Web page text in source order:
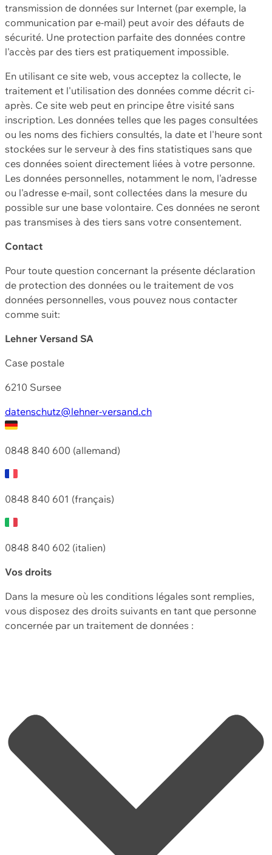
transmission de données sur Internet (par exemple, la
communication par e-mail) peut avoir des défauts de
sécurité. Une protection parfaite des données contre
l'accès par des tiers est pratiquement impossible.
En utilisant ce site web, vous acceptez la collecte, le
traitement et l'utilisation des données comme décrit ci-
après. Ce site web peut en principe être visité sans
inscription. Les données telles que les pages consultées
ou les noms des fichiers consultés, la date et l'heure sont
stockées sur le serveur à des fins statistiques sans que
ces données soient directement liées à votre personne.
Les données personnelles, notamment le nom, l'adresse
ou l'adresse e-mail, sont collectées dans la mesure du
possible sur une base volontaire. Ces données ne seront
pas transmises à des tiers sans votre consentement.
Contact
Pour toute question concernant la présente déclaration
de protection des données ou le traitement de vos
données personnelles, vous pouvez nous contacter
comme suit:
Lehner Versand SA
Case postale
6210 Sursee
datenschutz@lehner-versand.ch
0848 840 600 (allemand)
0848 840 601 (français)
0848 840 602 (italien)
Vos droits
Dans la mesure où les conditions légales sont remplies,
vous disposez des droits suivants en tant que personne
concernée par un traitement de données :